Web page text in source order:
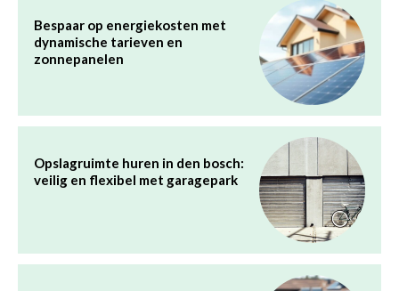
Bespaar op energiekosten met
dynamische tarieven en
zonnepanelen
Opslagruimte huren in den bosch:
veilig en flexibel met garagepark